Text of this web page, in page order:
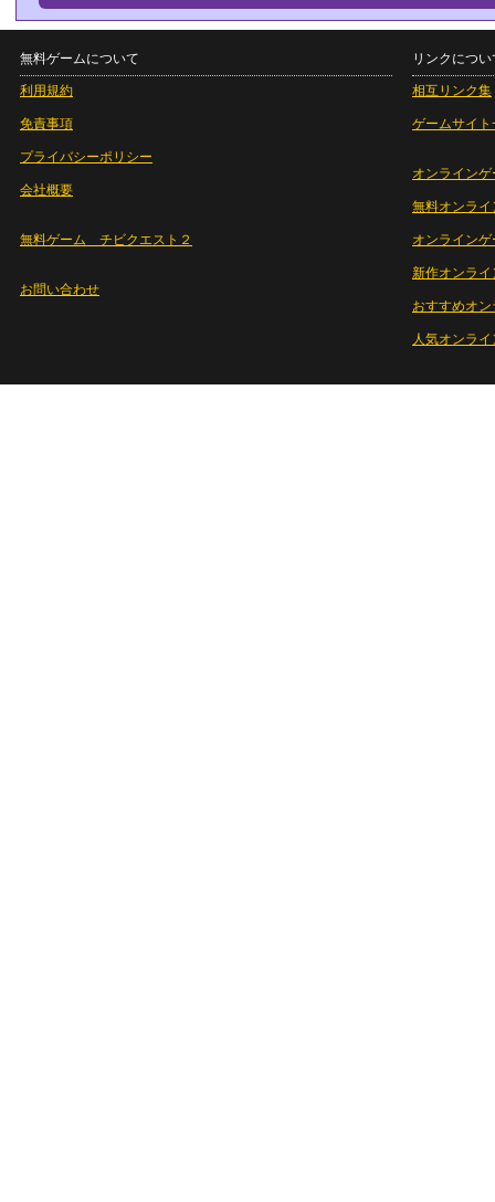
無料ゲームについて
利用規約
免責事項
プライバシーポリシー
会社概要
無料ゲーム チビクエスト２
お問い合わせ
リンクについ
相互リンク集
ゲームサイト
オンラインゲ
無料オンライ
オンライン
新作オンライ
おすすめオ
人気オンラ